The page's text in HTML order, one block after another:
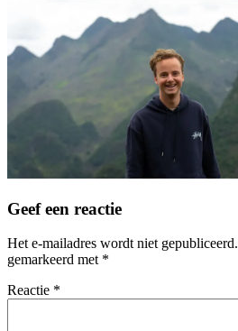
Geef een reactie
Het e-mailadres wordt niet gepubliceerd.
gemarkeerd met *
Reactie *